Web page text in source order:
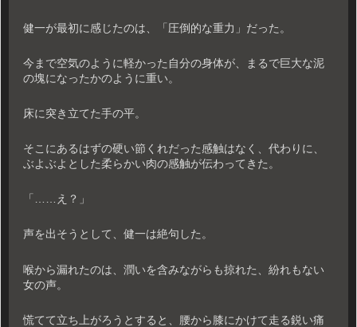
健一が最初に感じたのは、「圧倒的な重力」だった。
今まで空気のように軽かった自分の身体が、まるで巨大な泥
の塊になったかのように重い。
床に突き立てた手の平。
そこにあるはずの硬い節くれだった感触はなく、代わりに、
ぶよぶよとした柔らかい肉の感触が伝わってきた。
「……え？」
声を出そうとして、健一は絶句した。
喉から漏れたのは、潤いを含みながらも掠れた、紛れもない
女の声。
慌てて立ち上がろうとすると、腰から膝にかけて走る鋭い痛